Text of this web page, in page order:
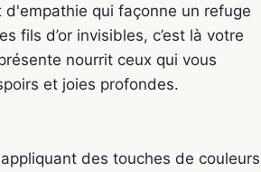
d'empathie qui façonne un refuge
fils d’or invisibles, c’est là votre
nourrit ceux qui vous
et joies profondes.
des touches de couleurs